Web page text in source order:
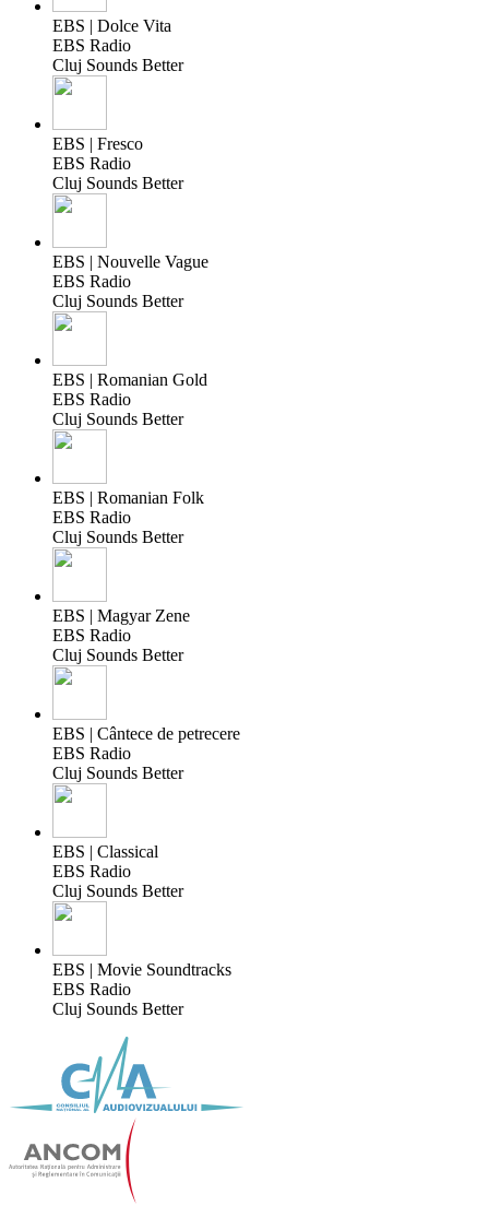
EBS | Dolce Vita
EBS Radio
Cluj Sounds Better
EBS | Fresco
EBS Radio
Cluj Sounds Better
EBS | Nouvelle Vague
EBS Radio
Cluj Sounds Better
EBS | Romanian Gold
EBS Radio
Cluj Sounds Better
EBS | Romanian Folk
EBS Radio
Cluj Sounds Better
EBS | Magyar Zene
EBS Radio
Cluj Sounds Better
EBS | Cântece de petrecere
EBS Radio
Cluj Sounds Better
EBS | Classical
EBS Radio
Cluj Sounds Better
EBS | Movie Soundtracks
EBS Radio
Cluj Sounds Better